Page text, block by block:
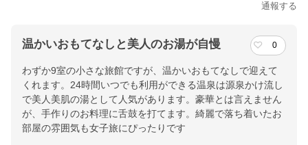
通報する
温かいおもてなしと美人のお湯が自慢 0
わずか9室の小さな旅館ですが、温かいおもてなしで迎えて
くれます。24時間いつでも利用ができる温泉は源泉かけ流し
で美人美肌の湯として人気があります。豪華とは言えません
が、手作りのお料理に舌鼓を打てます。綺麗で落ち着いたお
部屋の雰囲気も女子旅にぴったりです